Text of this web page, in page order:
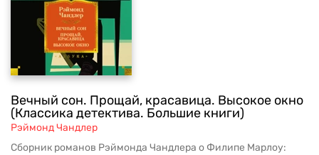
Вечный сон. Прощай, красавица. Высокое окно
(Классика детектива. Большие книги)
Рэймонд Чандлер
Сборник романов Рэймонда Чандлера о Филипе Марлоу: